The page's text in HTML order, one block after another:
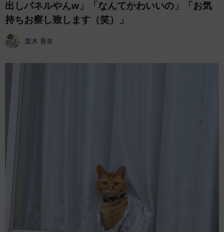
出しパネルやんw」「なんてかわいいの」「お気
持ちお察し致します（笑）」
梨木 香奈